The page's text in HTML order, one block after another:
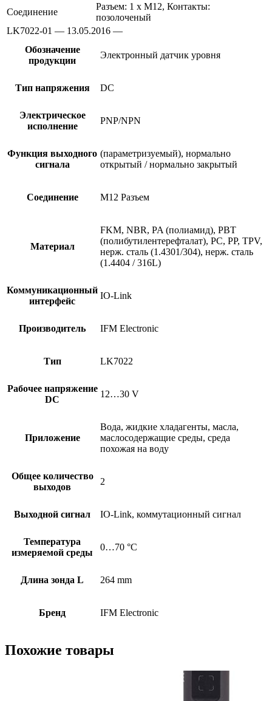
Соединение
Разъем: 1 x M12, Контакты:
позолоченый
LK7022-01 — 13.05.2016 —
Обозначение
продукции
Электронный датчик уровня
Тип напряжения DC
Электрическое
исполнение
PNP/NPN
Функция выходного
сигнала
(параметризуемый), нормально
открытый / нормально закрытый
Соединение M12 Разъем
Материал
FKM, NBR, PA (полиамид), PBT
(полибутилентерефталат), PC, PP, TPV,
нерж. сталь (1.4301/304), нерж. сталь
(1.4404 / 316L)
Коммуникационный
интерфейс
IO-Link
Производитель IFM Electronic
Тип LK7022
Рабочее напряжение
DC
12…30 V
Приложение
Вода, жидкие хладагенты, масла,
маслосодержащие среды, среда
похожая на воду
Общее количество
выходов
2
Выходной сигнал IO-Link, коммутационный сигнал
Температура
измеряемой среды
0…70 °C
Длина зонда L 264 mm
Бренд IFM Electronic
Похожие товары